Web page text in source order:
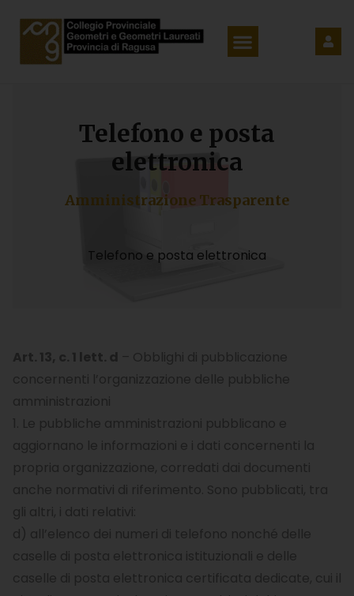
Telefono e posta
elettronica
Amministrazione Trasparente
Telefono e posta elettronica